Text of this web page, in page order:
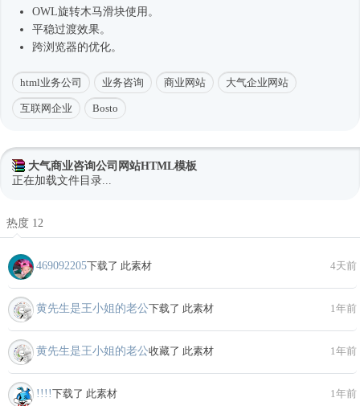
OWL旋转木马滑块使用。
平稳过渡效果。
跨浏览器的优化。
html业务公司 业务咨询 商业网站 大气企业网站
互联网企业 Bosto
大气商业咨询公司网站HTML模板
正在加载文件目录...
热度 12
469092205下载了 此素材 4天前
黄先生是王小姐的老公下载了 此素材 1年前
黄先生是王小姐的老公收藏了 此素材 1年前
!!!!下载了 此素材 1年前